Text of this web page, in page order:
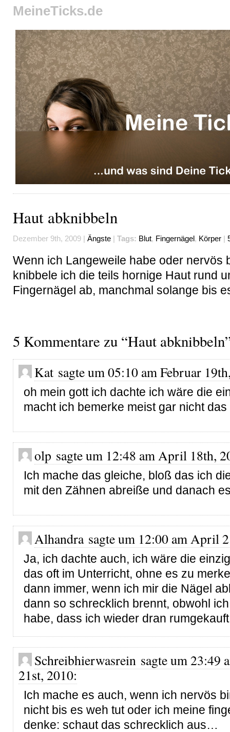
MeineTicks.de
Haut abknibbeln
Dezember 9th, 2009 | Ängste | Tags: Blut, Fingernägel, Körper |
Wenn ich Langeweile habe oder nervös
knibbele ich die teils hornige Haut rund
Fingernägel ab, manchmal solange bis
5 Kommentare zu “Haut
Kat sagte um 05:10 am Februar
oh mein gott ich dachte ich wäre die
macht ich bemerke meist gar nicht
olp sagte um 12:48 am April 18th,
Ich mache das gleiche, bloß das ich
mit den Zähnen abreiße und danach
Alhandra sagte um 12:00 am April
Ja, ich dachte auch, ich wäre die
das oft im Unterricht, ohne es zu
dann immer, wenn ich mir die Nägel
dann so schrecklich brennt, obwohl
habe, dass ich wieder dran
Schreibhierwasrein sagte um 23:49
21st, 2010:
Ich mache es auch, wenn ich nervös
nicht bis es weh tut oder ich meine
denke: schaut das schrecklich aus…